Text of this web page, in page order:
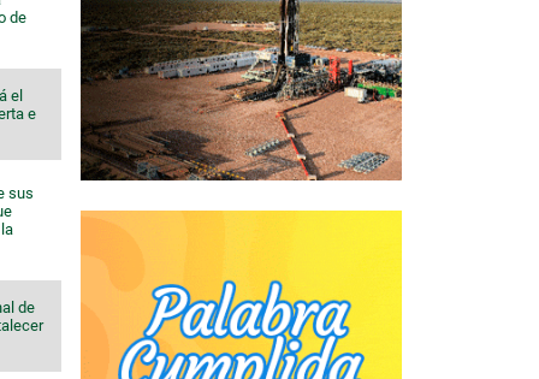
de
el
e
sus
de